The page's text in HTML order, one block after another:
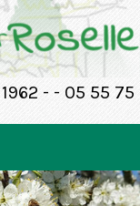
- - 05 55 75